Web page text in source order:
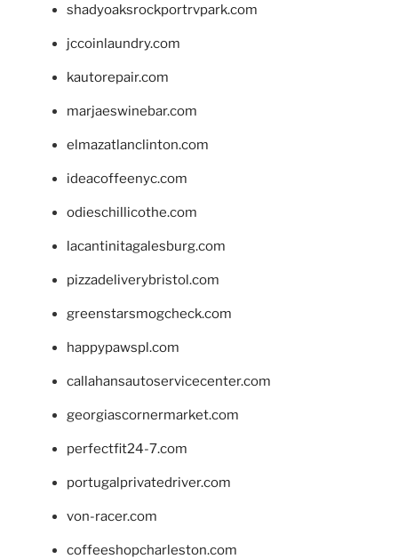
shadyoaksrockportrvpark.com
jccoinlaundry.com
kautorepair.com
marjaeswinebar.com
elmazatlanclinton.com
ideacoffeenyc.com
odieschillicothe.com
lacantinitagalesburg.com
pizzadeliverybristol.com
greenstarsmogcheck.com
happypawspl.com
callahansautoservicecenter.com
georgiascornermarket.com
perfectfit24-7.com
portugalprivatedriver.com
von-racer.com
coffeeshopcharleston.com